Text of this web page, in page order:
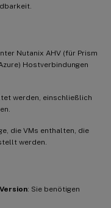
Nutanix AHV (für Prism
Hostverbindungen
werden, einschließlich
die VMs enthalten, die
werden.
: Sie benötigen